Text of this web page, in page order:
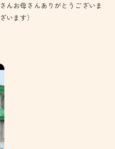
んお母さんありがとうございま
います）